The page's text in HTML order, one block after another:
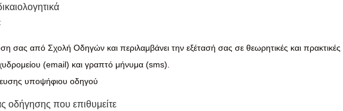
σας από Σχολή Οδηγών και περιλαμβάνει την εξέτασή σας σε θεωρητικές και
(email) και γραπτό μήνυμα (sms).
υποψήφιου οδηγού
οδήγησης που επιθυμείτε